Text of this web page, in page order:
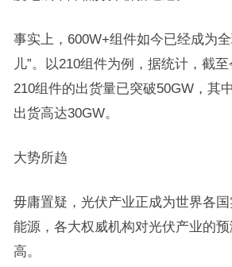
事实上，600W+组件如今已经成为
儿”。以210组件为例，据统计，截
210组件的出货量已突破50GW，其
出货高达30GW。
大势所趋
毋庸置疑，光伏产业正成为世界各
能源，各大权威机构对光伏产业的
高。